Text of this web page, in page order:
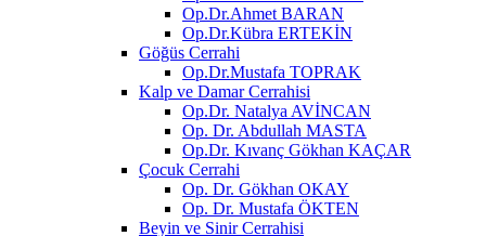
Op.Dr.Ahmet BARAN
Op.Dr.Kübra ERTEKİN
Göğüs Cerrahi
Op.Dr.Mustafa TOPRAK
Kalp ve Damar Cerrahisi
Op.Dr. Natalya AVİNCAN
Op. Dr. Abdullah MASTA
Op.Dr. Kıvanç Gökhan KAÇAR
Çocuk Cerrahi
Op. Dr. Gökhan OKAY
Op. Dr. Mustafa ÖKTEN
Beyin ve Sinir Cerrahisi